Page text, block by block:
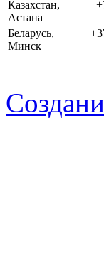
Казахстан,
Астана
Беларусь,
Минск